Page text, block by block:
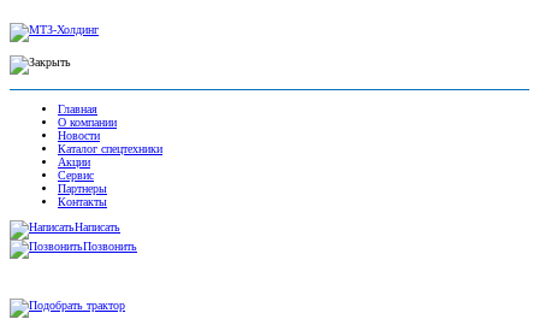
Главная
О компании
Новости
Каталог спецтехники
Акции
Сервис
Партнеры
Контакты
Написать
Позвонить